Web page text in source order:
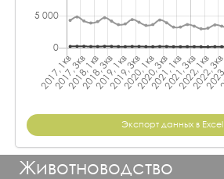
Экспорт данных в Excel
Животноводство